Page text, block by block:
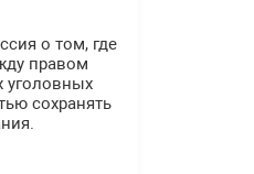
о том, где
правом
уголовных
сохранять